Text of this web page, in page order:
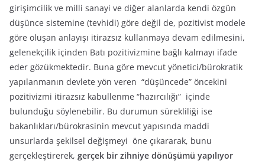
girişimcilik ve milli sanayi ve diğer alanlarda kendi özgün
düşünce sistemine (tevhidi) göre değil de, pozitivist modele
göre oluşan anlayışı itirazsız kullanmaya devam edilmesini,
gelenekçilik içinden Batı pozitivizmine bağlı kalmayı ifade
eder gözükmektedir. Buna göre mevcut yönetici/bürokratik
yapılanmanın devlete yön veren “düşüncede” öncekini
pozitivizmi itirazsız kabullenme “hazırcılığı” içinde
bulunduğu söylenebilir. Bu durumun sürekliliği ise
bakanlıkları/bürokrasinin mevcut yapısında maddi
unsurlarda şekilsel değişmeyi öne çıkararak, bunu
gerçekleştirerek, gerçek bir zihniye dönüşümü yapılıyor